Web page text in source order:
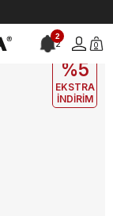
2
2 0
EKLE5
%5
EKSTRA
İNDİRİM